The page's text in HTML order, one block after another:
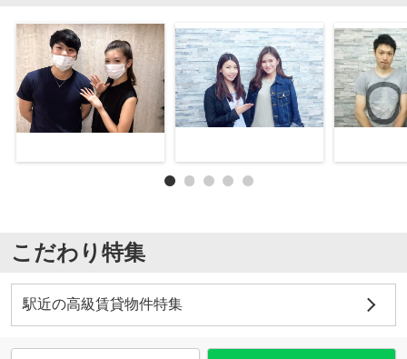
こだわり特集
駅近の高級賃貸物件特集